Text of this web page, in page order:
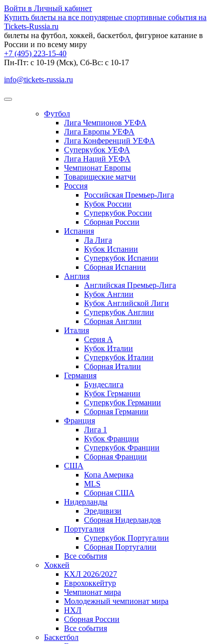
Войти в Личный кабинет
Купить билеты на все популярные спортивные события на
Tickets-Russia.ru
билеты на футбол, хоккей, баскетбол, фигурное катание в
России и по всему миру
+7 (495) 223-15-40
Пн-Пт: c 10-19 (Мск), Сб-Вс: с 10-17
info@tickets-russia.ru
Футбол
Лига Чемпионов УЕФА
Лига Европы УЕФА
Лига Конференций УЕФА
Суперкубок УЕФА
Лига Наций УЕФА
Чемпионат Европы
Товарищеские матчи
Россия
Российская Премьер-Лига
Кубок России
Суперкубок России
Сборная России
Испания
Ла Лига
Кубок Испании
Суперкубок Испании
Сборная Испании
Англия
Английская Премьер-Лига
Кубок Англии
Кубок Английской Лиги
Суперкубок Англии
Сборная Англии
Италия
Серия А
Кубок Италии
Суперкубок Италии
Сборная Италии
Германия
Бундеслига
Кубок Германии
Суперкубок Германии
Сборная Германии
Франция
Лига 1
Кубок Франции
Суперкубок Франции
Сборная Франции
США
Копа Америка
MLS
Сборная США
Нидерланды
Эредивизи
Сборная Нидерландов
Португалия
Суперкубок Португалии
Сборная Португалии
Все события
Хоккей
КХЛ 2026/2027
Еврохоккейтур
Чемпионат мира
Молодежный чемпионат мира
НХЛ
Сборная России
Все события
Баскетбол